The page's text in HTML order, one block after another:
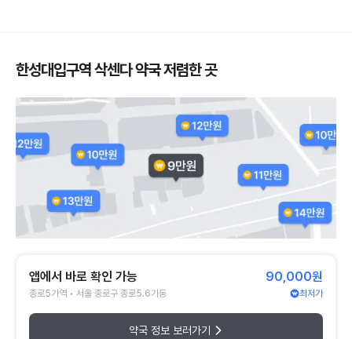
한성대입구역 삭센다 약국 저렴한 곳
앱에서 바로 확인 가능
종로5가역 • 서울 종로구 종로5.6가동
90,000원
최저가
약국 정보 보러가기